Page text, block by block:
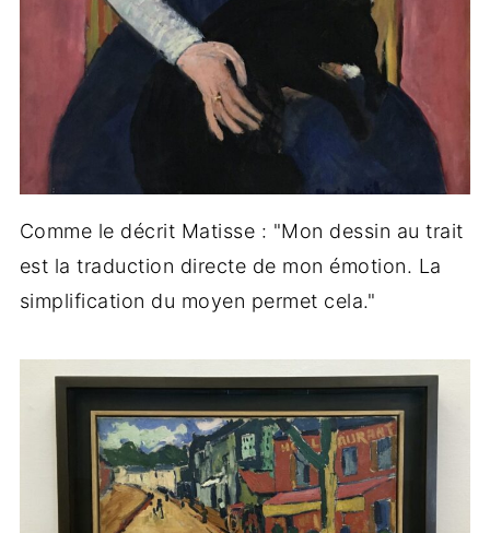
Comme le décrit Matisse : "Mon dessin au trait
est la traduction directe de mon émotion. La
simplification du moyen permet cela."